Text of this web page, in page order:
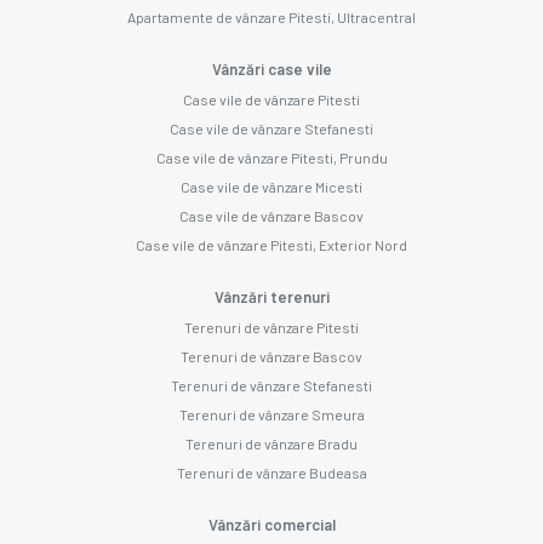
Apartamente de vânzare Pitesti, Ultracentral
Vânzări case vile
Case vile de vânzare Pitesti
Case vile de vânzare Stefanesti
Case vile de vânzare Pitesti, Prundu
Case vile de vânzare Micesti
Case vile de vânzare Bascov
Case vile de vânzare Pitesti, Exterior Nord
Vânzări terenuri
Terenuri de vânzare Pitesti
Terenuri de vânzare Bascov
Terenuri de vânzare Stefanesti
Terenuri de vânzare Smeura
Terenuri de vânzare Bradu
Terenuri de vânzare Budeasa
Vânzări comercial